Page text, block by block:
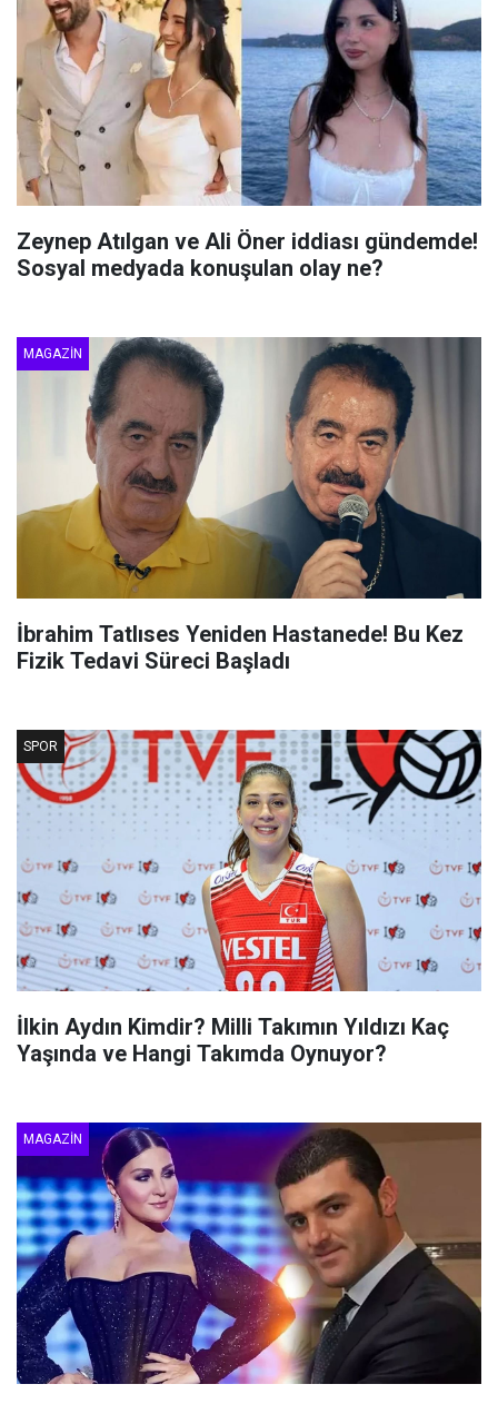
Zeynep Atılgan ve Ali Öner iddiası gündemde!
Sosyal medyada konuşulan olay ne?
İbrahim Tatlıses Yeniden Hastanede! Bu Kez
Fizik Tedavi Süreci Başladı
MAGAZIN
İlkin Aydın Kimdir? Milli Takımın Yıldızı Kaç
Yaşında ve Hangi Takımda Oynuyor?
SPOR
MAGAZIN